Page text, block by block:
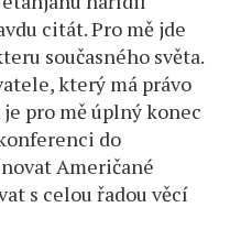
citát. Pro mě jde
současného světa.
který má právo
pro mě úplný konec
do
Američané
s celou řadou věcí